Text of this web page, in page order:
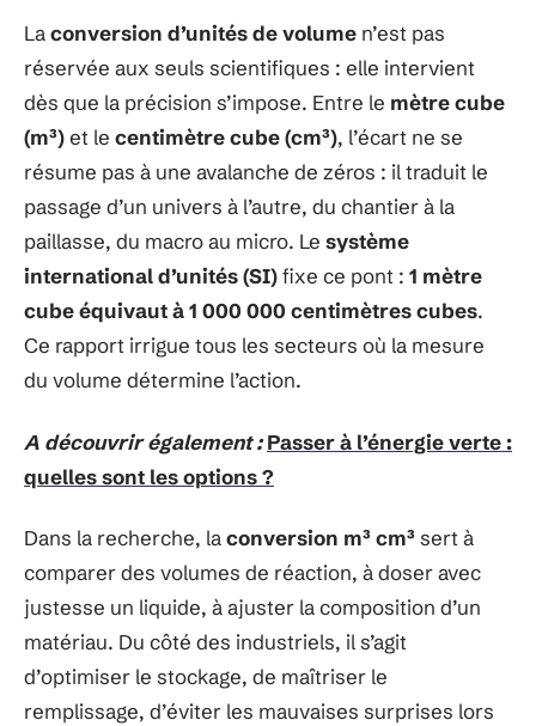
Laconversion d’unités de volume n’est pas
réservée aux seuls scientifiques : elle intervient
dès que la précision s’impose. Entre le mètre cube
(m³)et le centimètre cube (cm³), l’écart ne se
résume pas à une avalanche de zéros : il traduit le
passage d’un univers à l’autre, du chantier à la
paillasse, du macro au micro. Le système
international d’unités (SI)fixe ce pont : 1 mètre
cube équivaut à 1 000 000 centimètres cubes.
Ce rapport irrigue tous les secteurs où la mesure
du volume détermine l’action.
A découvrir également : Passer à l’énergie verte :
quelles sont les options ?
Dans la recherche, laconversion m³ cm³sert à
comparer des volumes de réaction, à doser avec
justesse un liquide, à ajuster la composition d’un
matériau. Du côté des industriels, il s’agit
d’optimiser le stockage, de maîtriser le
remplissage, d’éviter les mauvaises surprises lors